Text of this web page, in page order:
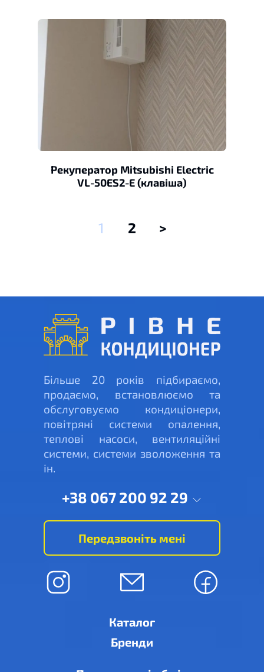
Рекуператор Mitsubishi Electric
VL-50ES2-E (клавіша)
1 2 >
Більше 20 років підбираємо,
продаємо, встановлюємо та
обслуговуємо кондиціонери,
повітряні системи опалення,
теплові насоси, вентиляційні
системи, системи зволоження та
ін.
+38 067 200 92 29
Передзвоніть мені
Каталог
Бренди